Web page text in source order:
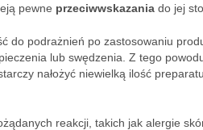
pewne przeciwwskazania do jej
do podrażnień po zastosowaniu
lub swędzenia. Z tego
nałożyć niewielką ilość
reakcji, takich jak alergie